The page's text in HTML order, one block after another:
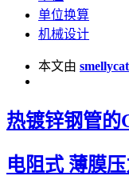
单位换算
机械设计
本文由 smellycat
热镀锌钢管的
电阻式 薄膜